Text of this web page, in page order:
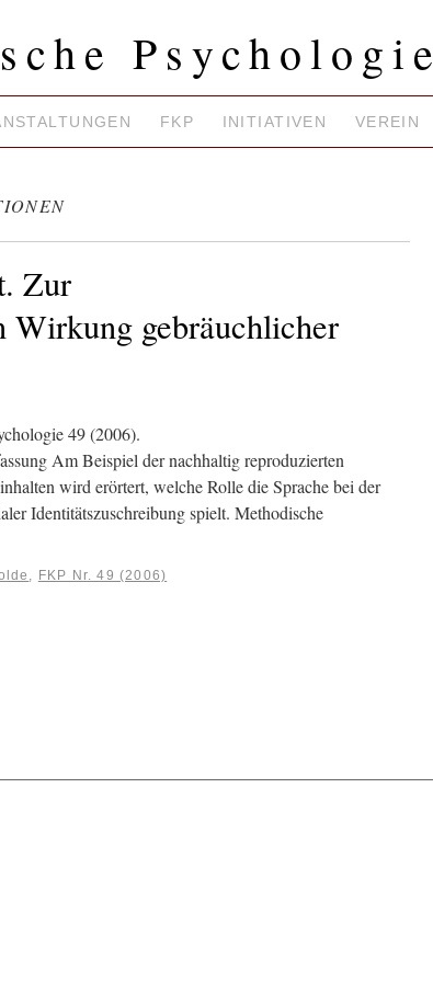
Psychologie
FKP INITIATIVEN VEREIN
Zur
Wirkung gebräuchlicher
49 (2006).
Am Beispiel der nachhaltig reproduzierten
wird erörtert, welche Rolle die Sprache bei der
Identitätszuschreibung spielt. Methodische
, FKP Nr. 49 (2006)